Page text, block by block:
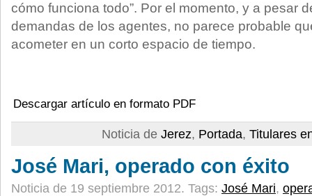
cómo funciona todo”. Por el momento, y a pesar
demandas de los agentes, no parece probable
acometer en un corto espacio de tiempo.
Descargar artículo en formato PDF
Noticia de Jerez, Portada, Titulares
José Mari, operado con éxito
Noticia de 19 septiembre 2012. Tags: José Mari,